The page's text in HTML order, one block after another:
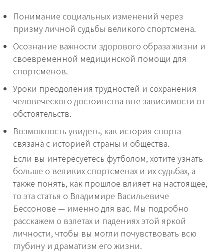
Понимание социальных изменений через
призму личной судьбы великого спортсмена.
Осознание важности здорового образа жизни и
своевременной медицинской помощи для
спортсменов.
Уроки преодоления трудностей и сохранения
человеческого достоинства вне зависимости от
обстоятельств.
Возможность увидеть, как история спорта
связана с историей страны и общества.
Если вы интересуетесь футболом, хотите узнать
больше о великих спортсменах и их судьбах, а
также понять, как прошлое влияет на настоящее,
то эта статья о Владимире Васильевиче
Бессонове — именно для вас. Мы подробно
расскажем о взлетах и падениях этой яркой
личности, чтобы вы могли почувствовать всю
глубину и драматизм его жизни.